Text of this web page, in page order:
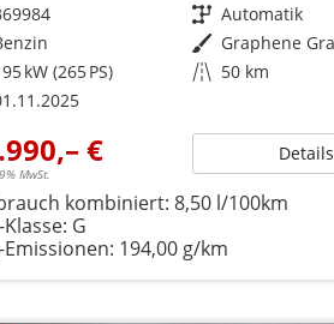
Getriebe Automatik
Außenfarbe
kW (265 PS) Kilometerstand 50 km
€
MwSt.
Details
kombiniert: 8,50 l/100km
-Klasse: G
-Emissionen: 194,00 g/km